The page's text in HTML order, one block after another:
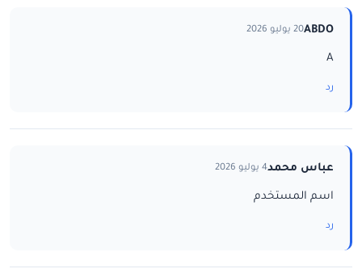
ABDO20 يوليو 2026
A
رد
عباس محمد4 يوليو 2026
اسم المستخدم
رد